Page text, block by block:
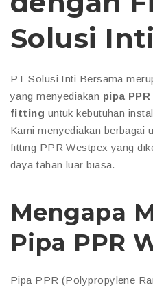
Solusi
PT Solusi Inti Bersama
yang menyediakan pipa
fitting untuk kebutuhan
Kami menyediakan berbagai
fitting PPR Westpex yang
daya tahan luar biasa.
Mengapa
Pipa PPR
Pipa PPR (Polypropylene